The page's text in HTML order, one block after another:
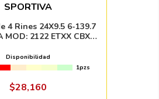
SPORTIVA
4 Rines 24X9.5 6-139.7
MOD: 2122 ETXX CBXX
Disponibilidad
1pzs
$28,160